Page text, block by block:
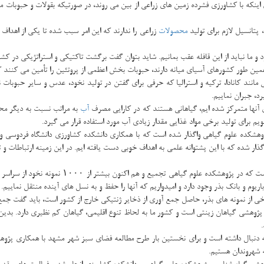
با كشاورزی فشرده زمین های زراعی از بین می روند، در صورتیكه بقولات و
لازم برای تولیدمحصولات زراعی را ندارند كه این امر سبب شده تا یكی از
نباید از این قافله عقب بمانیم. شاید بتوان گفت برگشت تاكتیكی و استراتژیكی در
طور كشورهای آسیای میانه دارند، حبوبات بخش اعظمی از پروتئین را تأمین می
كانادا، تركیه و استرالیا كه حرفی برای گفتن در تولید نخود، عدس و سایر
جبران نماییم.
متمركز شده ایم، گیاهانی هستند كه در كارایی مصرف آب به مراتب نسبت به دیگر
برای تولید برخی مواد غذایی مقدار زیادی آب مورد استفاده قرار می گیرد.
علوم گیاهی واگذار شده است كه با همكاری دانشكده كشاورزی دانشگاه فردوسی
شده كه با این پشتوانه علمی به اهداف خوبی دست یافته ایم. در این زمینه
وی مطرح كرد: بانك بذر بقولات یكی از
و بانك بذر وجود دارد و امیدواریم كه آنها را حفظ و به نسل های آینده منتقل نماییم.
از نمونه های بذر، حاصل جمع آوری از ذخایر ژنتیكی خارج از كشور است، باید
گیاهان زینتی است و كشور ما به لحاظ تنوع اقلیمی، گیاهان كم نظیری
دنبال داشته است و برای نخستین بار طرح مطالعه فضای سبز شهر مشهد با همكاری
شهروندان هستیم.